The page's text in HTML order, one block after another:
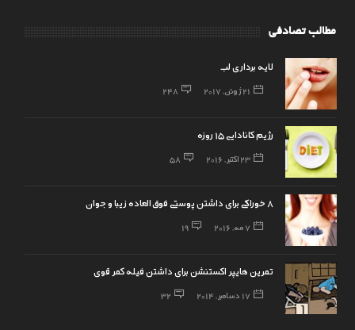
مطالب تصادفی
لایه برداری لب
21 ژوئن, 2017 248
رژیم کانادایی 15 روزه
23 اکتبر, 2016 58
8 خوراکی برای داشتن پوستی فوق‌العاده زیبا و جوان
7 مه, 2016 19
تمرین هایپر اکستنشن برای داشتن فیله کمر قوی
17 دسامبر, 2014 32